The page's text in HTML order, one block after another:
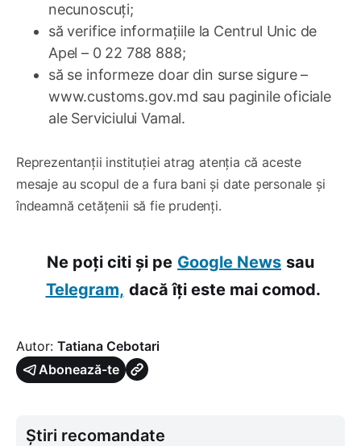
necunoscuți;
să verifice informațiile la Centrul Unic de
Apel – 0 22 788 888;
să se informeze doar din surse sigure –
www.customs.gov.md sau paginile oficiale
ale Serviciului Vamal.
Reprezentanții instituției atrag atenția că aceste
mesaje au scopul de a fura bani și date personale și
îndeamnă cetățenii să fie prudenți.
Ne poți citi și pe Google News sau
Telegram, dacă îți este mai comod.
Autor: Tatiana Cebotari
Abonează-te
Știri recomandate